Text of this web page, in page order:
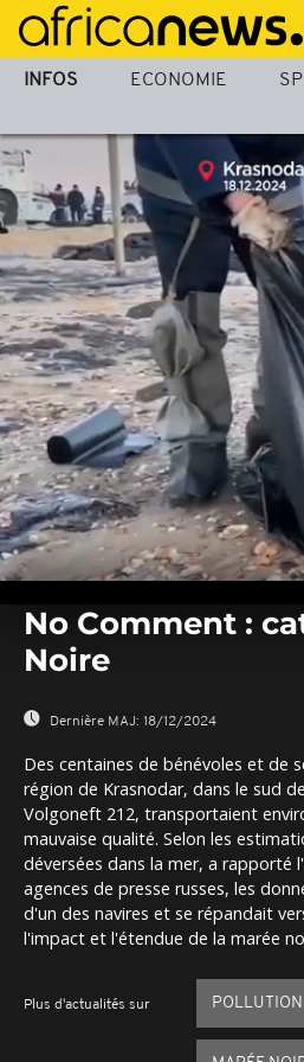
Passer
au
contenu
INFOS ECONOMIE
seconds
seconds Volume
No Comment :
Noire
Dernière MAJ: 18/12/2024
Des centaines de bénévoles et de
région de Krasnodar, dans le sud
Volgoneft 212, transportaient
mauvaise qualité. Selon les
déversées dans la mer, a rapporté
agences de presse russes, les
d'un des navires et se répandait
l'impact et l'étendue de la marée
Plus d'actualités sur POLLUTION